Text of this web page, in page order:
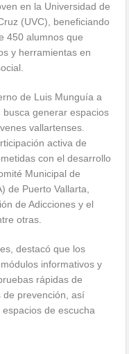
en la Universidad de
(UVC), beneficiando
450 alumnos que
y herramientas en
de Luis Munguía a
generar espacios
vallartenses.
activa de
con el desarrollo
Municipal de
de Puerto Vallarta,
de Adicciones y el
otras.
destacó que los
informativos y
rápidas de
de prevención, así
de escucha